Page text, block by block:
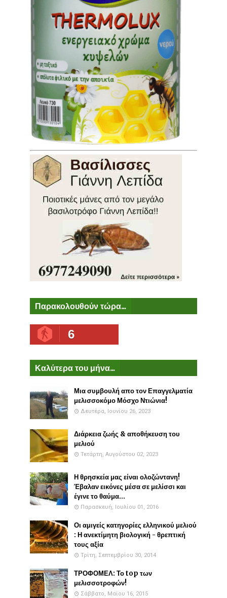
Παρακολουθούν τώρα...
6
Καλύτερα του μήνα...
Μια συμβουλή απο τον Επαγγελματία
μελισσοκόμο Μόσχο Ντιώνια!
Δευτέρα, Ιουνίου 26, 2023
Διάρκεια ζωής & αποθήκευση του
μελιού
Τετάρτη, Αυγούστου 02, 2023
Η θρησκεία μας είναι ολοζώντανη!
Έβαλαν εικόνες μέσα σε μελίσσι και
έγινε το θαύμα...
Παρασκευή, Ιουλίου 01, 2016
Οι αμιγείς κατηγορίες ελληνικού μελιού
: Η ανεκτίμητη βιολογική - θρεπτική
τους αξία
Τρίτη, Σεπτεμβρίου 30, 2014
ΤΡΟΦΟΜΕΛ: Το top των
μελισσοτροφών!
Σάββατο, Μαΐου 16, 2015